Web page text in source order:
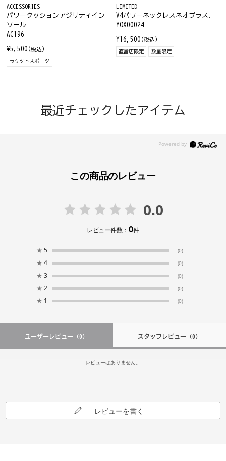
ACCESSORIES
パワークッションアジリティイン
ソール
AC196
¥5,500 (税込)
ラケットスポーツ
LIMITED
V4パワーネックレスネオプラス.
YOX00024
¥16,500 (税込)
直営店限定 数量限定
最近チェックしたアイテム
この商品のレビュー
0.0
レビュー件数：0件
★ 5 (0)
★ 4 (0)
★ 3 (0)
★ 2 (0)
★ 1 (0)
ユーザーレビュー （0） スタッフレビュー（0）
レビューはありません。
レビューを書く